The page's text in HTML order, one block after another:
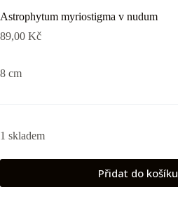
Astrophytum myriostigma v nudum
89,00 Kč
8 cm
1 skladem
Přidat do košíku